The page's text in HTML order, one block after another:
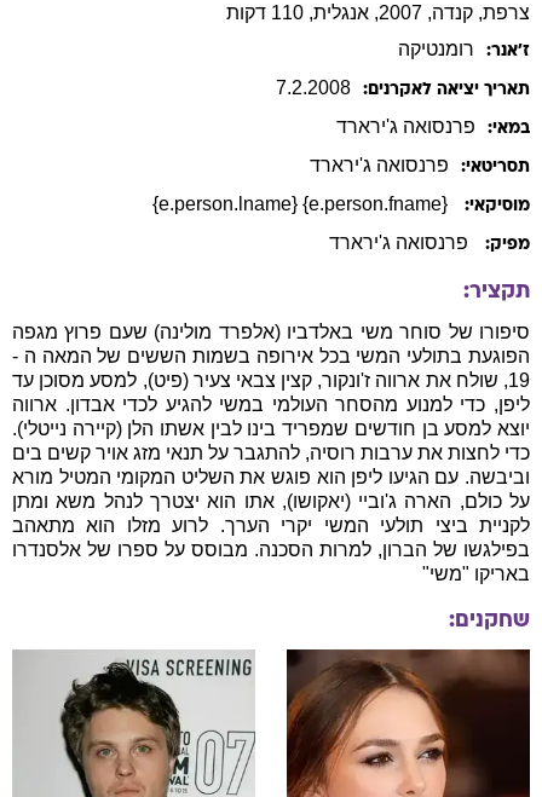
צרפת, קנדה, 2007, אנגלית, 110 דקות
ז׳אנר: רומנטיקה
תאריך יציאה לאקרנים: 7.2.2008
במאי: פרנסואה ג'ירארד
תסריטאי: פרנסואה ג'ירארד
מוסיקאי: {e.person.fname} {e.person.lname}
מפיק: פרנסואה ג'ירארד
תקציר:
סיפורו של סוחר משי באלדביו (אלפרד מולינה) שעם פרוץ מגפה
הפוגעת בתולעי המשי בכל אירופה בשמות הששים של המאה ה -‏
19, שולח את ארווה ז'ונקור, קצין צבאי צעיר (פיט), למסע מסוכן עד
ליפן, כדי למנוע מהסחר העולמי במשי להגיע לכדי אבדון. ארווה
יוצא למסע בן חודשים שמפריד בינו לבין אשתו הלן (קיירה נייטלי).
כדי לחצות את ערבות רוסיה, להתגבר על תנאי מזג אויר קשים בים
וביבשה. עם הגיעו ליפן הוא פוגש את השליט המקומי המטיל מורא
על כולם, הארה ג'וביי (יאקושו), אתו הוא יצטרך לנהל משא ומתן
לקניית ביצי תולעי המשי יקרי הערך. לרוע מזלו הוא מתאהב
בפילגשו של הברון, למרות הסכנה. מבוסס על ספרו של אלסנדרו
באריקו "משי"
שחקנים: